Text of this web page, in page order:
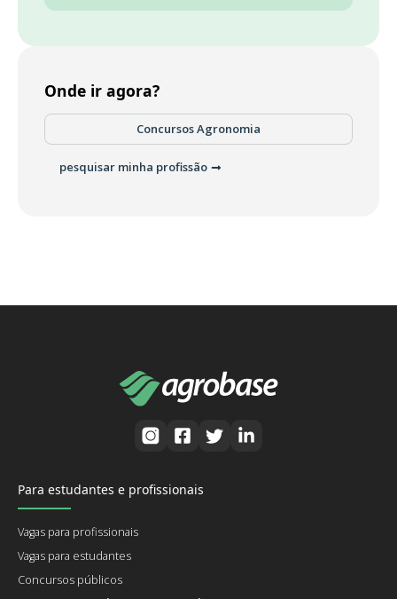
Onde ir agora?
Concursos Agronomia
pesquisar minha profissão
Para estudantes e profissionais
Vagas para profissionais
Vagas para estudantes
Concursos públicos